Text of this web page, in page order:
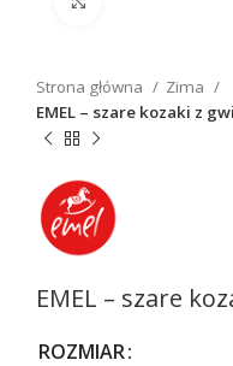
Strona główna
Zima
EMEL – szare kozaki z
EMEL – szare
ROZMIAR